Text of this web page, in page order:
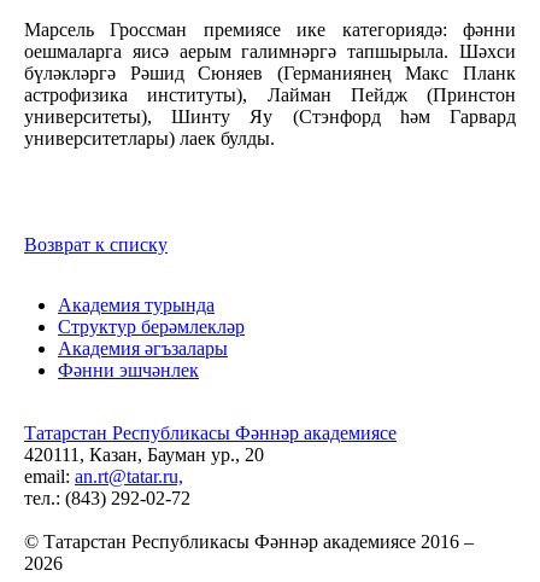
Марсель Гроссман премиясе ике категориядә: фәнни
оешмаларга яисә аерым галимнәргә тапшырыла. Шәхси
бүләкләргә Рәшид Сюняев (Германиянең Макс Планк
астрофизика институты), Лайман Пейдж (Принстон
университеты), Шинту Яу (Стэнфорд һәм Гарвард
университетлары) лаек булды.
Возврат к списку
Академия турында
Структур берәмлекләр
Академия әгъзалары
Фәнни эшчәнлек
Татарстан Республикасы Фәннәр академиясе
420111, Казан, Бауман ур., 20
email: an.rt@tatar.ru,
тел.: (843) 292-02-72
© Татарстан Республикасы Фәннәр академиясе 2016 –
2026